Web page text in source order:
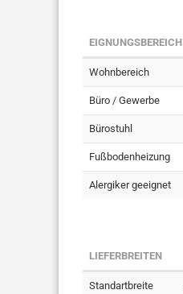
EIGNUNGSBEREICH
Wohnbereich
Büro / Gewerbe
Bürostuhl
Fußbodenheizung
Alergiker geeignet
LIEFERBREITEN
Standartbreite